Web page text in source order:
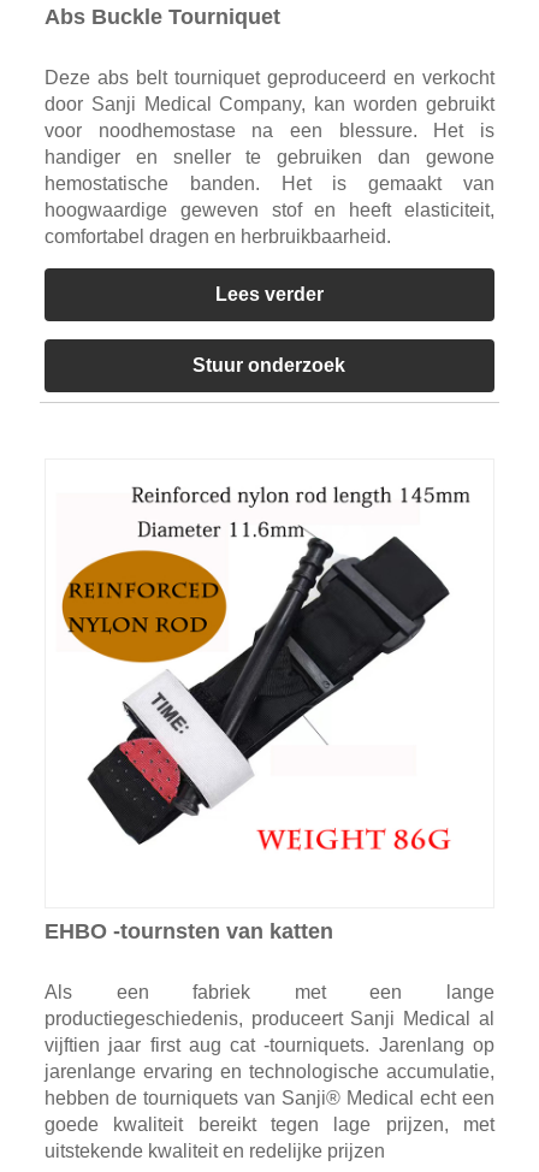
Abs Buckle Tourniquet
Deze abs belt tourniquet geproduceerd en verkocht
door Sanji Medical Company, kan worden gebruikt
voor noodhemostase na een blessure. Het is
handiger en sneller te gebruiken dan gewone
hemostatische banden. Het is gemaakt van
hoogwaardige geweven stof en heeft elasticiteit,
comfortabel dragen en herbruikbaarheid.
Lees verder
Stuur onderzoek
EHBO -tournsten van katten
Als een fabriek met een lange
productiegeschiedenis, produceert Sanji Medical al
vijftien jaar first aug cat -tourniquets. Jarenlang op
jarenlange ervaring en technologische accumulatie,
hebben de tourniquets van Sanji® Medical echt een
goede kwaliteit bereikt tegen lage prijzen, met
uitstekende kwaliteit en redelijke prijzen